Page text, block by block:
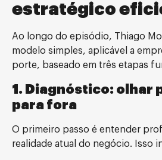
estratégico
Ao longo do episódio, Thiago
modelo simples, aplicável a
porte, baseado em três etapas
1. Diagnóstico: olhar
para fora
O primeiro passo é entender
realidade atual do negócio. Isso